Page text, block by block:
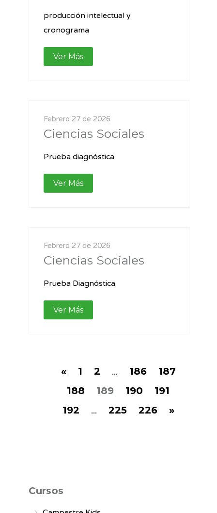
producción intelectual y
cronograma
Ver Más
Febrero 27 de 2026
Ciencias Sociales
Prueba diagnóstica
Ver Más
Febrero 27 de 2026
Ciencias Sociales
Prueba Diagnóstica
Ver Más
« 1 2 ... 186
187
188
189 190
191
192
... 225 226 »
Cursos